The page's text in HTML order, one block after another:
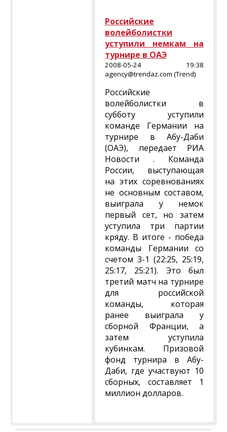
Российские
волейболистки
уступили немкам на
турнире в ОАЭ
2008-05-24 19:38
agency@trendaz.com (Trend)
Российские
волейболистки в
субботу уступили
команде Германии на
турнире в Абу-Даби
(ОАЭ), передает РИА
Новости . Команда
России, выступающая
на этих соревнованиях
не основным составом,
выиграла у немок
первый сет, но затем
уступила три партии
кряду. В итоге - победа
команды Германии со
счетом 3-1 (22:25, 25:19,
25:17, 25:21). Это был
третий матч на турнире
для российской
команды, которая
ранее выиграла у
сборной Франции, а
затем уступила
кубинкам. Призовой
фонд турнира в Абу-
Даби, где участвуют 10
сборных, составляет 1
миллион долларов.